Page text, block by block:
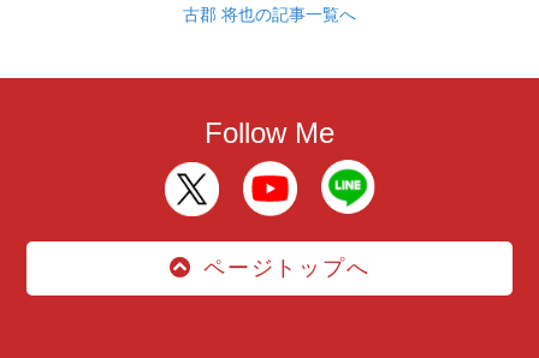
古郡 将也の記事一覧へ
Follow Me
ページトップへ